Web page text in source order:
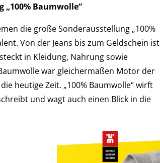
Baumwolle“
die große Sonderausstellung „100%
Von der Jeans bis zum Geldschein ist
in Kleidung, Nahrung sowie
war gleichermaßen Motor der
heutige Zeit. „100% Baumwolle“ wirft
und wagt auch einen Blick in die